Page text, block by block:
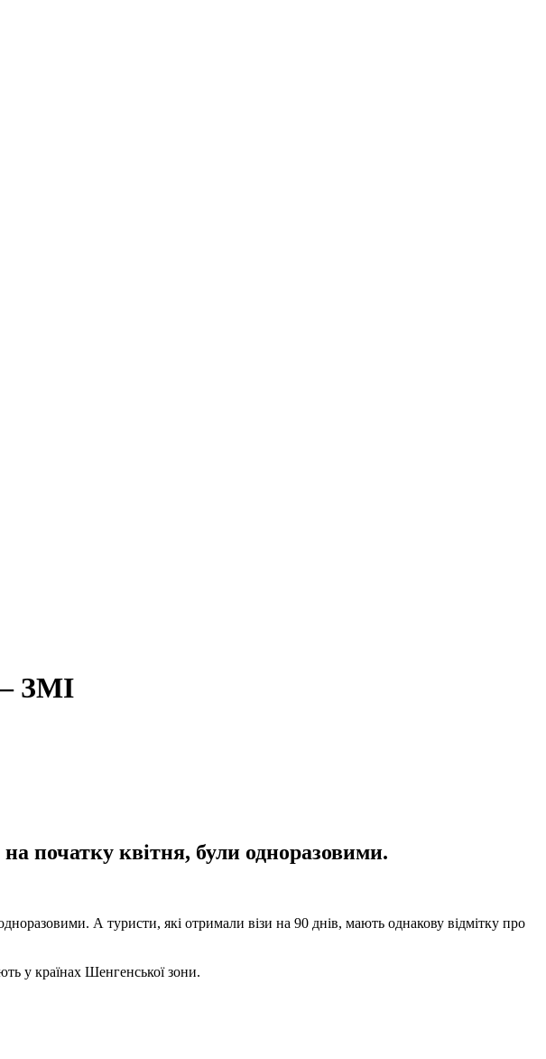
ЗМІ
початку квітня, були одноразовими.
А туристи, які отримали візи на 90 днів, мають однакову відмітку про
у країнах Шенгенської зони.